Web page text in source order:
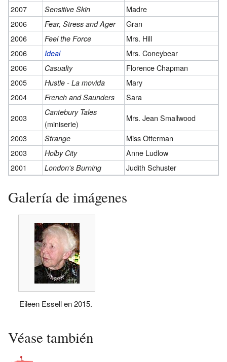
2007
Sensitive Skin
Madre
2006
Fear, Stress and Ager
Gran
2006
Feel the Force
Mrs. Hill
2006
Ideal
Mrs. Coneybear
2006
Casualty
Florence Chapman
2005
Hustle - La movida
Mary
2004
French and Saunders
Sara
2003
Cantebury Tales
(miniserie)
Mrs. Jean Smallwood
2003
Strange
Miss Otterman
2003
Holby City
Anne Ludlow
2001
London's Burning Judith Schuster
Galería de imágenes
Eileen Essell en 2015.
Véase también